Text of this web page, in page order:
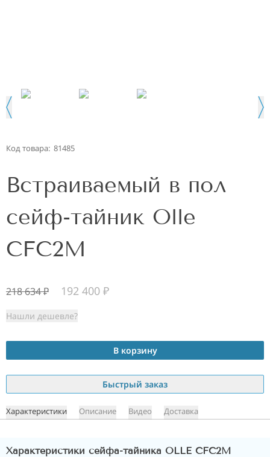
Код товара: 81485
Встраиваемый в пол
сейф-тайник Olle
CFC2M
218 634₽ 192 400 ₽
Нашли дешевле?
В корзину
Быстрый заказ
Характеристики Описание Видео Доставка
Характеристики сейфа-тайника OLLE CFC2M